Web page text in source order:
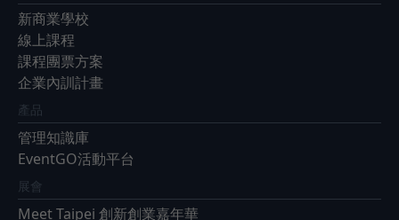
新商業學校
線上課程
課程團票方案
企業內訓計畫
產品
管理知識庫
EventGO活動平台
展會
Meet Taipei 創新創業嘉年華